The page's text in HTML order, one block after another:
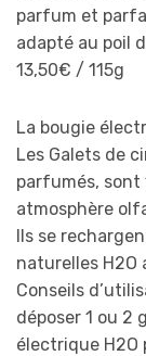
parfum et
adapté au poil
13,50€ / 115g
La bougie
Les Galets de
parfumés, sont
atmosphère
Ils se
naturelles H2O
Conseils
déposer 1 ou 2
électrique H2O